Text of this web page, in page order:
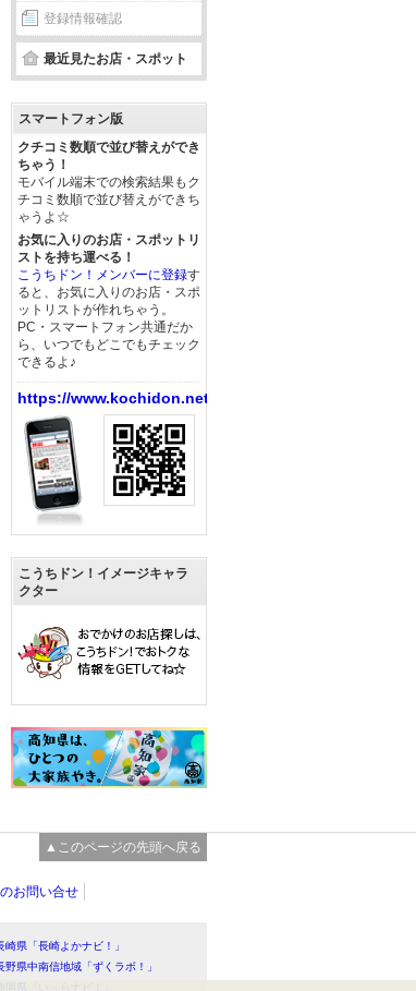
登録情報確認
最近見たお店・スポット
スマートフォン版
クチコミ数順で並び替えができ
ちゃう！
モバイル端末での検索結果もク
チコミ数順で並び替えができち
ゃうよ☆
お気に入りのお店・スポットリ
ストを持ち運べる！
こうちドン！メンバーに登録す
ると、お気に入りのお店・スポ
ットリストが作れちゃう。
PC・スマートフォン共通だか
ら、いつでもどこでもチェック
できるよ♪
https://www.kochidon.net/
こうちドン！イメージキャラ
クター
▲このページの先頭へ戻る
お問い合せ
崎県「長崎よかナビ！」
野県中南信地域「ずくラボ！」